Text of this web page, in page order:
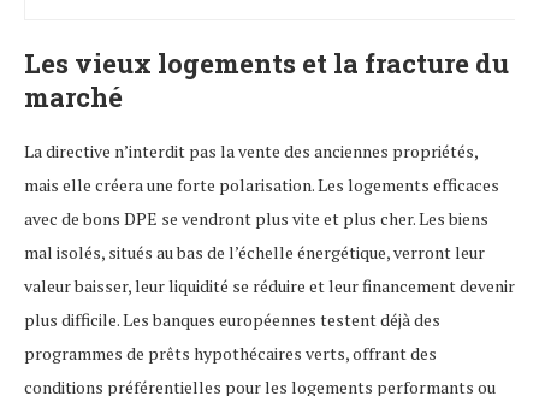
Les vieux logements et la fracture du
marché
La directive n’interdit pas la vente des anciennes propriétés,
mais elle créera une forte polarisation. Les logements efficaces
avec de bons DPE se vendront plus vite et plus cher. Les biens
mal isolés, situés au bas de l’échelle énergétique, verront leur
valeur baisser, leur liquidité se réduire et leur financement devenir
plus difficile. Les banques européennes testent déjà des
programmes de prêts hypothécaires verts, offrant des
conditions préférentielles pour les logements performants ou